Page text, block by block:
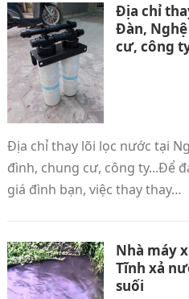
Địa chỉ
Đàn,
cư, công
Địa chỉ thay lõi lọc nước tại
đình, chung cư, công ty...Để
giá đình bạn, việc thay thay…
Nhà máy
Tĩnh xả
suối